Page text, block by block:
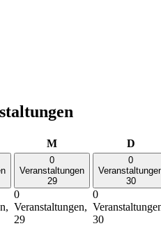
MMittwoch D
0
Veranstaltungen
29
0
Veranstaltungen,
29
0
30
0
30